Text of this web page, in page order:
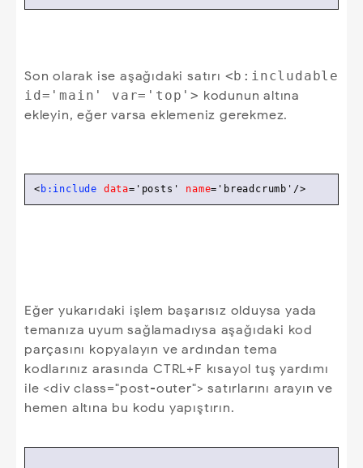
Son olarak ise aşağıdaki satırı <b:includable
id='main' var='top'> kodunun altına
ekleyin, eğer varsa eklemeniz gerekmez.
< b:include data= 'posts' name= 'breadcrumb' />
Eğer yukarıdaki işlem başarısız olduysa yada
temanıza uyum sağlamadıysa aşağıdaki kod
parçasını kopyalayın ve ardından tema
kodlarınız arasında CTRL+F kısayol tuş yardımı
ile <div class="post-outer"> satırlarını arayın ve
hemen altına bu kodu yapıştırın.